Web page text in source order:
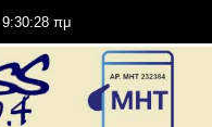
9:30:29 πμ